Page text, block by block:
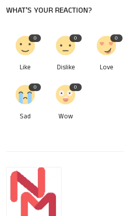
WHAT'S YOUR REACTION?
0
Like
0
Dislike
0
Love
0
Sad
0
Wow